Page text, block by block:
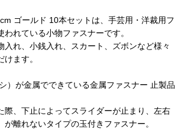
ゴールド 10本セットは、手芸用・洋裁用フ
われている小物ファスナーです。
入れ、小銭入れ、スカート、ズボンなど様々
ます。
）が金属でできている金属ファスナー 止製品
際、下止によってスライダーが止まり、左右
離れないタイプの玉付きファスナー。